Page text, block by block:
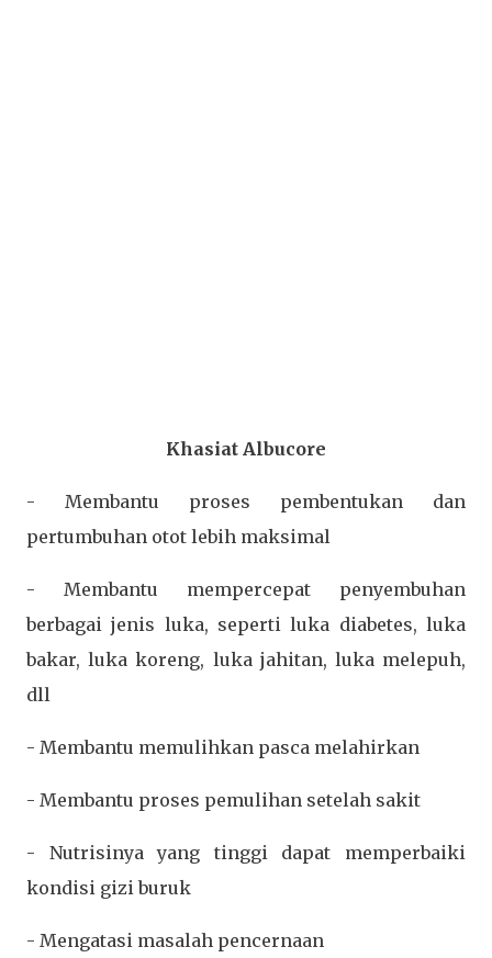
Khasiat Albucore
- Membantu proses pembentukan dan
pertumbuhan otot lebih maksimal
- Membantu mempercepat penyembuhan
berbagai jenis luka, seperti luka diabetes, luka
bakar, luka koreng, luka jahitan, luka melepuh,
dll
- Membantu memulihkan pasca melahirkan
- Membantu proses pemulihan setelah sakit
- Nutrisinya yang tinggi dapat memperbaiki
kondisi gizi buruk
- Mengatasi masalah pencernaan